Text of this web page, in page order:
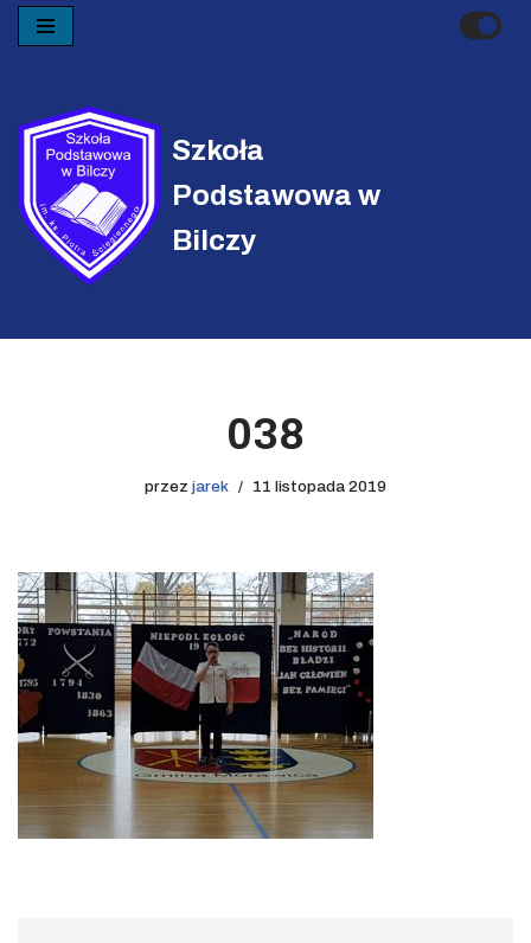
treści
Szkoła
Podstawowa w
Bilczy
038
przez jarek 11 listopada 2019